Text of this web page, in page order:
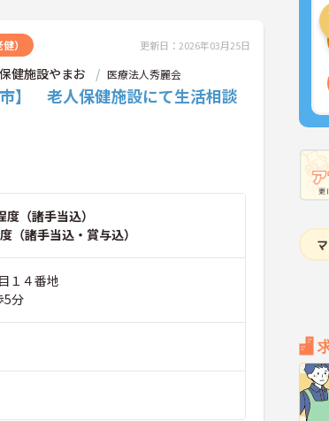
） 更新日：2026年03月25日
健施設やまお 医療法人秀麗会
市】 老人保健施設にて生活相談
度（諸手当込）
（諸手当込・賞与込）
１４番地
5分